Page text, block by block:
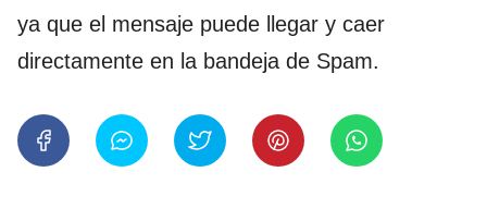
ya que el mensaje puede llegar y caer
directamente en la bandeja de Spam.